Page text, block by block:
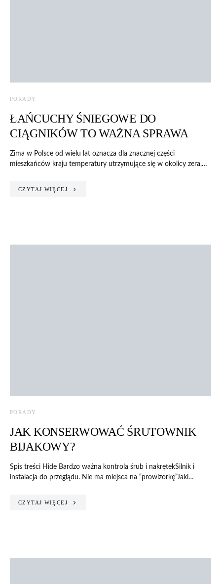
PORADY
ŁAŃCUCHY ŚNIEGOWE DO
CIĄGNIKÓW TO WAŻNA SPRAWA
Zima w Polsce od wielu lat oznacza dla znacznej części
mieszkańców kraju temperatury utrzymujące się w okolicy zera,…
CZYTAJ WIĘCEJ
PORADY
JAK KONSERWOWAĆ ŚRUTOWNIK
BIJAKOWY?
Spis treści Hide Bardzo ważna kontrola śrub i nakrętekSilnik i
instalacja do przeglądu. Nie ma miejsca na “prowizorkę”Jaki…
CZYTAJ WIĘCEJ